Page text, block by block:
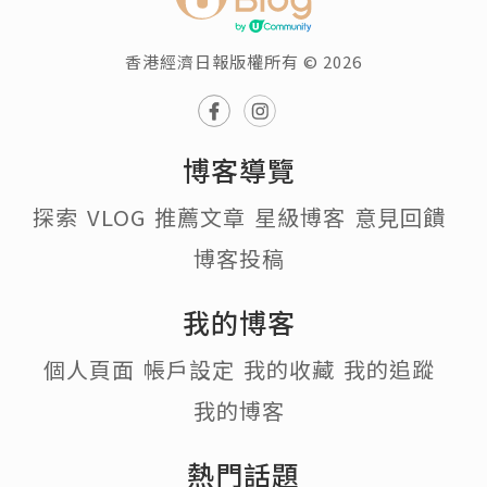
香港經濟日報版權所有 © 2026
博客導覽
探索 VLOG 推薦文章 星級博客 意見回饋
博客投稿
我的博客
個人頁面 帳戶設定 我的收藏 我的追蹤
我的博客
熱門話題